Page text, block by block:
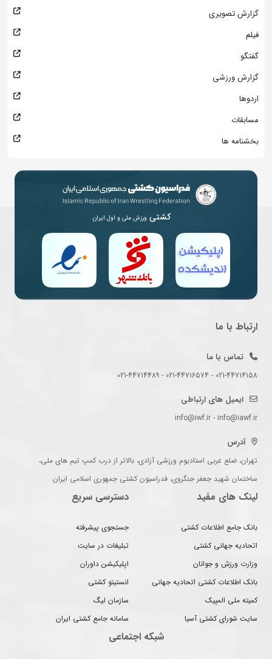
گزارش تصویری
فیلم
گفتگو
گزارش ورزشی
اردوها
مسابقات
بخشنامه ها
کشتی ورزش ملی و اول ایران
ارتباط با ما
تماس با ما
021-44714158 - 021-44716574 - 021-44714489
ایمیل های ارتباطی
info@iwf.ir - info@iawf.ir
آدرس
تهران، ضلع غربی استادیوم ورزشی آزادی، بالاتر از درب کمپ تیم های ملی،
ساختمان شهید جعفر جنگروی، فدراسیون کشتی جمهوری اسلامی ایران
لینک های مفید
بانک جامع اطلاعات کشتی
اتحادیه جهانی کشتی
وزارت ورزش و جوانان
بانک اطلاعات کشتی اتحادیه جهانی
کمیته ملی المپیک
سایت شورای کشتی آسیا
دسترسی سریع
جستجوی پیشرفته
تبلیغات در سایت
اپلیکیشن داوران
انستیتو کشتی
سازمان لیگ
سامانه جامع کشتی ایران
شبکه اجتماعی